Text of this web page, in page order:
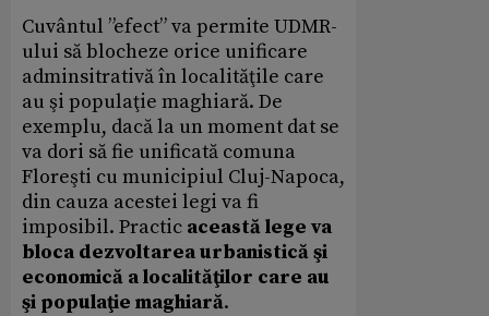
Cuvântul ”efect” va permite UDMR-
ului să blocheze orice unificare
adminsitrativă în localităţile care
au şi populaţie maghiară. De
exemplu, dacă la un moment dat se
va dori să fie unificată comuna
Floreşti cu municipiul Cluj-Napoca,
din cauza acestei legi va fi
imposibil. Practic această lege va
bloca dezvoltarea urbanistică şi
economică a localităţilor care au
şi populaţie maghiară.